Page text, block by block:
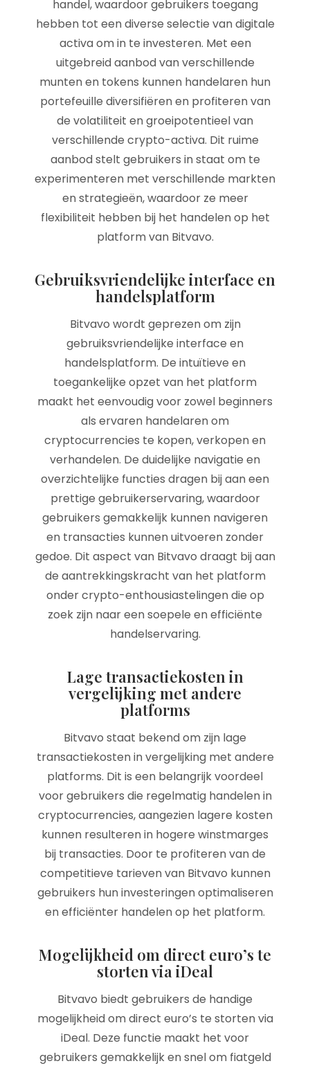
handel, waardoor gebruikers toegang
hebben tot een diverse selectie van digitale
activa om in te investeren. Met een
uitgebreid aanbod van verschillende
munten en tokens kunnen handelaren hun
portefeuille diversifiëren en profiteren van
de volatiliteit en groeipotentieel van
verschillende crypto-activa. Dit ruime
aanbod stelt gebruikers in staat om te
experimenteren met verschillende markten
en strategieën, waardoor ze meer
flexibiliteit hebben bij het handelen op het
platform van Bitvavo.
Gebruiksvriendelijke interface en
handelsplatform
Bitvavo wordt geprezen om zijn
gebruiksvriendelijke interface en
handelsplatform. De intuïtieve en
toegankelijke opzet van het platform
maakt het eenvoudig voor zowel beginners
als ervaren handelaren om
cryptocurrencies te kopen, verkopen en
verhandelen. De duidelijke navigatie en
overzichtelijke functies dragen bij aan een
prettige gebruikerservaring, waardoor
gebruikers gemakkelijk kunnen navigeren
en transacties kunnen uitvoeren zonder
gedoe. Dit aspect van Bitvavo draagt bij aan
de aantrekkingskracht van het platform
onder crypto-enthousiastelingen die op
zoek zijn naar een soepele en efficiënte
handelservaring.
Lage transactiekosten in
vergelijking met andere
platforms
Bitvavo staat bekend om zijn lage
transactiekosten in vergelijking met andere
platforms. Dit is een belangrijk voordeel
voor gebruikers die regelmatig handelen in
cryptocurrencies, aangezien lagere kosten
kunnen resulteren in hogere winstmarges
bij transacties. Door te profiteren van de
competitieve tarieven van Bitvavo kunnen
gebruikers hun investeringen optimaliseren
en efficiënter handelen op het platform.
Mogelijkheid om direct euro’s te
storten via iDeal
Bitvavo biedt gebruikers de handige
mogelijkheid om direct euro’s te storten via
iDeal. Deze functie maakt het voor
gebruikers gemakkelijk en snel om fiatgeld